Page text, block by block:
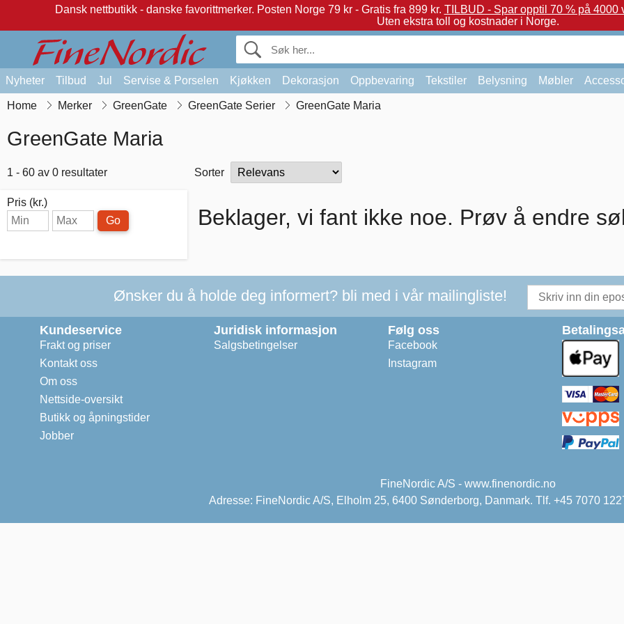
Dansk nettbutikk - danske favorittmerker. Posten Norge 79 kr - Gratis fra 899 kr. TILBUD - Spar opptil 70 % på 4000
Uten ekstra toll og kostnader i Norge.
Nyheter Tilbud Jul Servise & Porselen Kjøkken Dekorasjon Oppbevaring Tekstiler Belysning Møbler
Home Merker GreenGate GreenGate Serier GreenGate Maria
GreenGate Maria
1 - 60 av 0 resultater Sorter
Pris (kr.)
Go
Beklager, vi fant ikke noe. Prøv å endre
Ønsker du å holde deg informert? bli med i vår mailingliste!
Kundeservice
Frakt og priser
Kontakt oss
Om oss
Nettside-oversikt
Butikk og åpningstider
Jobber
Juridisk informasjon
Salgsbetingelser
Følg oss
Facebook
Instagram
FineNordic A/S - www.finenordic.no
Adresse: FineNordic A/S, Elholm 25, 6400 Sønderborg, Danmark. Tlf. +45 7070